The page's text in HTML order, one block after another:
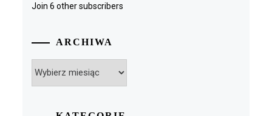
Join 6 other subscribers
ARCHIWA